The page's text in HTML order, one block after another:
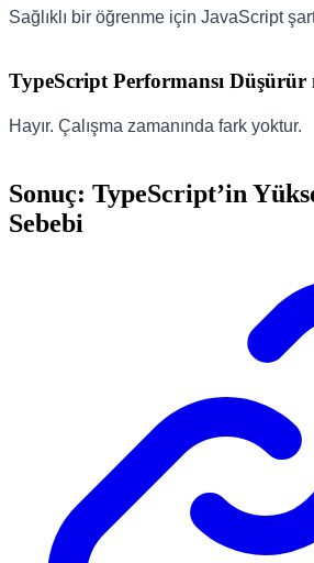
Sağlıklı bir öğrenme için JavaScript
TypeScript Performansı Düşürür
Hayır. Çalışma zamanında fark yoktur.
Sonuç: TypeScript’in
Sebebi